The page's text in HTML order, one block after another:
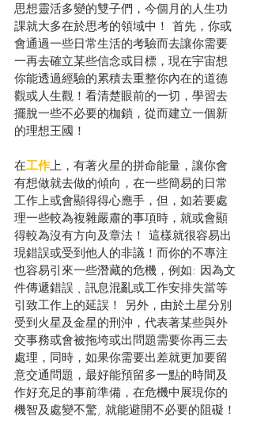
思想靈活多變的雙子們，今個月的人生功
課就大多在於思考的領域中！ 首先，你或
會通過一些日常生活的考驗而去讓你需要
一再去確立某些信念或目標，現在宇宙想
你能透過經驗的累積去重整你內在的道德
觀或人生觀！看清楚眼前的一切，學習去
擺脫一些不必要的枷鎖，從而建立一個新
的理想王國！
在工作上，有著火星的拼命能量，讓你會
有想做就去做的傾向，在一些簡易的日常
工作上或會顯得得心應手，但，如若要處
理一些較為複雜嚴肅的事項時，就或會顯
得較為沒有方向及章法！ 這樣就很容易出
現錯誤或受到他人的非議！而你的不專注
也容易引來一些潛藏的危機，例如: 因為文
件傳遞錯誤﹑訊息混亂或工作安排失當等
引致工作上的延誤！ 另外，由於土星分別
受到火星及金星的刑沖，代表著某些與外
交事務或會被拖垮或出問題需要你再三去
處理，同時，如果你需要出差就更加要留
意交通問題，最好能預留多一點的時間及
作好充足的事前準備，在危機中展現你的
機智及處變不驚, 就能避開不必要的阻礙！